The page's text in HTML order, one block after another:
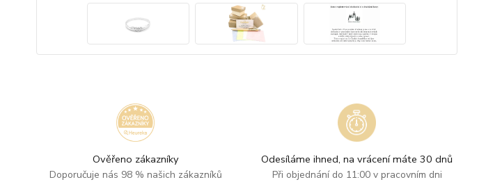
Ověřeno zákazníky
Doporučuje nás 98 % našich zákazníků
Odesíláme ihned, na vrácení máte 30 dnů
Při objednání do 11:00 v pracovním dni